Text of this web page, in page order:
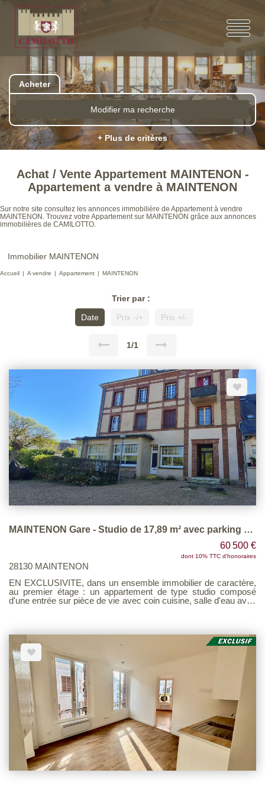
Acheter
Modifier ma recherche
+ Plus de critères
Achat / Vente Appartement MAINTENON -
Appartement a vendre à MAINTENON
Sur notre site consultez les annonces immobilière de Appartement à vendre
MAINTENON. Trouvez votre Appartement sur MAINTENON grâce aux annonces
immobilières de CAMILOTTO.
Immobilier MAINTENON
Accueil A vendre Appartement MAINTENON
Trier par :
Date
Prix -/+ Prix +/-
1/1
MAINTENON Gare - Studio de 17,89 m² avec parking et cave
60 500 €
dont 10% TTC d'honoraires
28130 MAINTENON
EN EXCLUSIVITE, dans un ensemble immobilier de caractère,
au premier étage : un appartement de type studio composé
d'une entrée sur pièce de vie avec coin cuisine, salle d'eau avec